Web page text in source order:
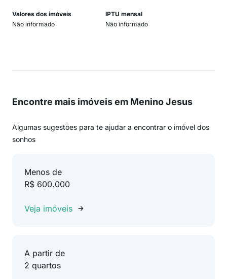
Valores dos imóveis
Não informado
IPTU mensal
Não informado
Encontre mais imóveis em Menino Jesus
Algumas sugestões para te ajudar a encontrar o imóvel dos
sonhos
Menos de
R$ 600.000
Veja imóveis
A partir de
2 quartos